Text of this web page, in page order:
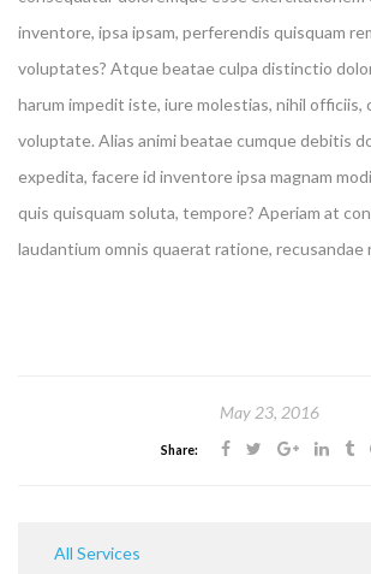
inventore, ipsa ipsam, perferendis quisquam
voluptates? Atque beatae culpa distinctio
harum impedit iste, iure molestias, nihil officiis,
voluptate. Alias animi beatae cumque debitis
expedita, facere id inventore ipsa magnam
quis quisquam soluta, tempore? Aperiam at
laudantium omnis quaerat ratione, recusandae
May 23, 2016
Share:
All Services